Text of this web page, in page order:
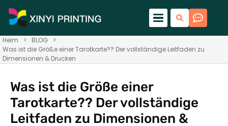
Heim > BLOG
>
Was ist die Größe einer Tarotkarte?? Der vollständige Leitfaden zu
Dimensionen & Drucken
Was ist die Größe einer
Tarotkarte?? Der vollständige
Leitfaden zu Dimensionen &